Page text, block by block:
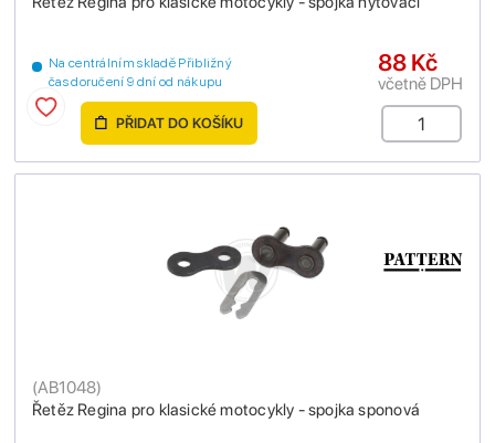
Na centrálním skladě Přibližný
čas doručení 9 dní od nákupu
88 Kč
včetně DPH
PŘIDAT DO KOŠÍKU
Řetěz Regina pro klasické motocykly - spojka sponová
(AB1048)